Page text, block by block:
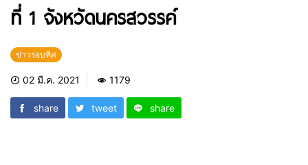
ที่ 1 จังหวัดนครสวรรค์
ข่าวรอบทิศ
02 มี.ค. 2021 1179
share tweet share